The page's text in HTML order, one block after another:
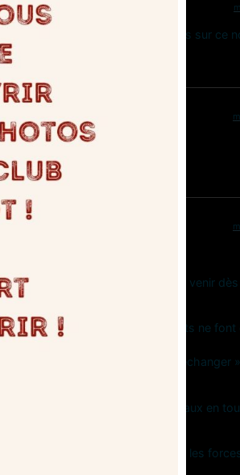
ou pose toutes leurs questions sur ce
plus tard ?
Cependant vous pouvez aussi venir
libertinage. Parfois nos débutants ne font
». Il n’est pas nécessaire « d’échanger
nous on initie et guide les nouveaux en
le risque d’être contrôlé par les